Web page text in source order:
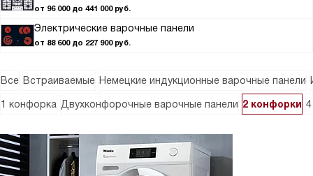
от 96 000 до 441 000 руб.
Электрические варочные панели
от 88 600 до 227 900 руб.
Все Встраиваемые Немецкие индукционные варочные панели
1 конфорка Двухконфорочные варочные панели 2 конфорки